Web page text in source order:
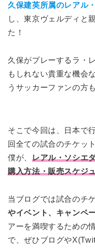
久保建英所属のレアル
し、東京ヴェルディと
た！
久保がプレーするラ・
もしれない貴重な機会
うサッカーファンの方
そこで今回は、日本で
回全ての試合のチケッ
僕が、 レアル・ソシエ
購入方法・販売スケジ
当ブログでは試合のチ
やイベント、キャンペ
アーを満喫するための
で、ぜひブログや